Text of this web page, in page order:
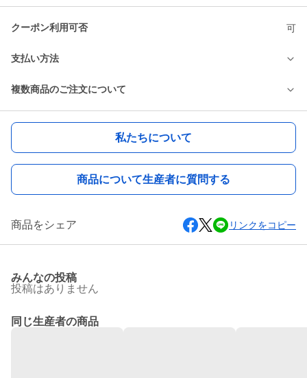
クーポン利用可否 可
支払い方法
複数商品のご注文について
私たちについて
商品について生産者に質問する
商品をシェア リンクをコピー
みんなの投稿
投稿はありません
同じ生産者の商品